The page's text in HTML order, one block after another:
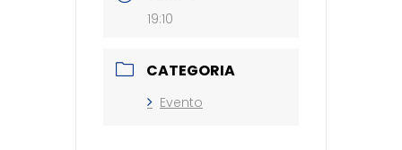
19:10
CATEGORIA
Evento